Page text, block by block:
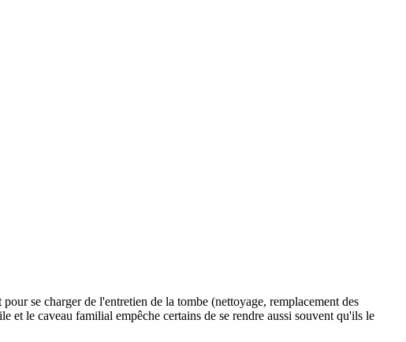
se charger de l'entretien de la tombe (nettoyage, remplacement des
et le caveau familial empêche certains de se rendre aussi souvent qu'ils le